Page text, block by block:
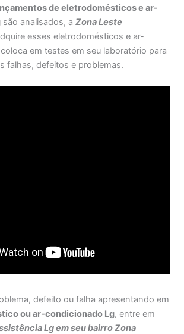
de eletrodomésticos e ar-
são analisados, aZona Leste
esses eletrodomésticos e ar-
em testes em seu laboratório para
falhas, defeitos e problemas.
defeito ou falha apresentando em
ou ar-condicionado Lg, entre em
Lg em seu bairro Zona